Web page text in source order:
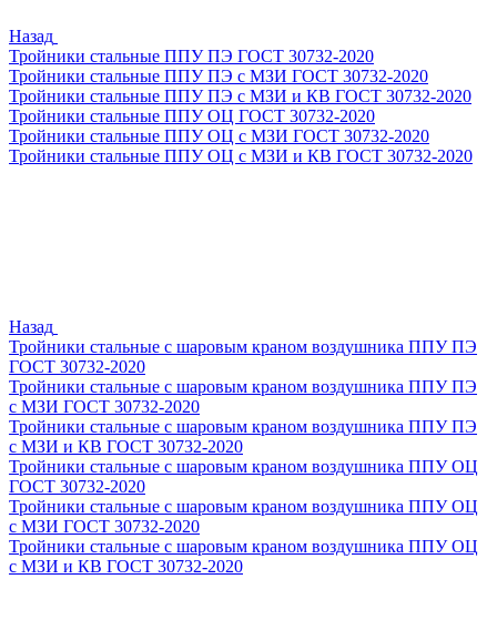
Назад
Тройники стальные ППУ ПЭ ГОСТ 30732-2020
Тройники стальные ППУ ПЭ с МЗИ ГОСТ 30732-2020
Тройники стальные ППУ ПЭ с МЗИ и КВ ГОСТ 30732-2020
Тройники стальные ППУ ОЦ ГОСТ 30732-2020
Тройники стальные ППУ ОЦ с МЗИ ГОСТ 30732-2020
Тройники стальные ППУ ОЦ с МЗИ и КВ ГОСТ 30732-2020
Назад
Тройники стальные с шаровым краном воздушника ППУ ПЭ
ГОСТ 30732-2020
Тройники стальные с шаровым краном воздушника ППУ ПЭ
с МЗИ ГОСТ 30732-2020
Тройники стальные с шаровым краном воздушника ППУ ПЭ
с МЗИ и КВ ГОСТ 30732-2020
Тройники стальные с шаровым краном воздушника ППУ ОЦ
ГОСТ 30732-2020
Тройники стальные с шаровым краном воздушника ППУ ОЦ
с МЗИ ГОСТ 30732-2020
Тройники стальные с шаровым краном воздушника ППУ ОЦ
с МЗИ и КВ ГОСТ 30732-2020